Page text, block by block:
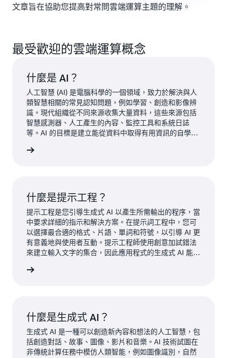
文章旨在協助您提高對常問雲端運算主題的理解。
最受歡迎的雲端運算概念
什麼是 AI？
人工智慧 (AI) 是電腦科學的一個領域，致力於解決與人
類智慧相關的常見認知問題，例如學習、創造和影像辨
識。現代組織從不同來源收集大量資料，這些來源包括
智慧感測器、人工產生的內容、監控工具和系統日誌
等。AI 的目標是建立能從資料中取得有用資訊的自學習
新問題。
什麼是提示工程？
提示工程是您引導生成式 AI 以產生所需輸出的程序，當
中要求詳細的指示和解決方案。在提示詞工程中，您可
以選擇最合適的格式、片語、單詞和符號，以引導 AI 更
有意義地與使用者互動。提示工程師使用創意加試錯法
來建立輸入文字的集合，因此應用程式的生成式 AI 能夠
什麼是生成式 AI？
生成式 AI 是一種可以創造新內容和想法的人工智慧，包
括創造對話、故事、圖像、影片和音樂。AI 技術試圖在
非傳統計算任務中模仿人類智能，例如圖像識別，自然